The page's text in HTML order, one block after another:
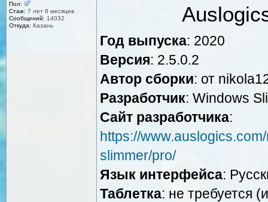
Пол:
Стаж: 7 лет 8 месяцев
Сообщений: 14032
Откуда: Казань
Год выпуска: 2020
Версия: 2.5.0.2
Автор сборки: от
Разработчик: Windows
Сайт разработчика:
https://
slimmer/pro/
Язык интерфейса:
Таблетка: не требуется